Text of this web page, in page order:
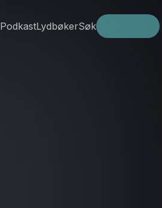
PodkastLydbøkerSøk